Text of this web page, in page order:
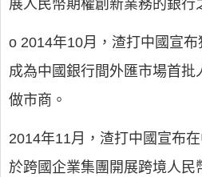
展人民幣期權創新業務的銀行
o 2014年10月，渣打中國宣
成為中國銀行間外匯市場首批
做市商。
2014年11月，渣打中國宣布
於跨國企業集團開展跨境人民